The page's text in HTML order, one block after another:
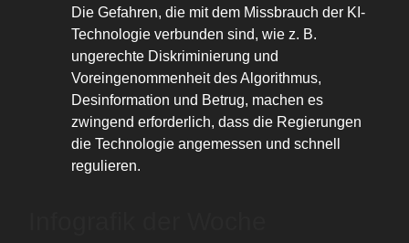
Die Gefahren, die mit dem Missbrauch der KI-
Technologie verbunden sind, wie z. B.
ungerechte Diskriminierung und
Voreingenommenheit des Algorithmus,
Desinformation und Betrug, machen es
zwingend erforderlich, dass die Regierungen
die Technologie angemessen und schnell
regulieren.